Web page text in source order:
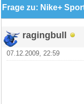
Frage zu: Nike+
ragingbull
07.12.2009, 22:59